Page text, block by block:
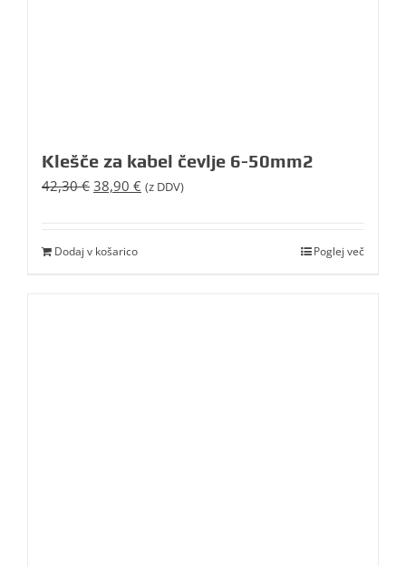
Klešče za kabel čevlje 6-50mm2
42,30€ Izvirna
bila:
38,90 € Trenutna
(z DDV)
Dodaj v košarico Poglej več